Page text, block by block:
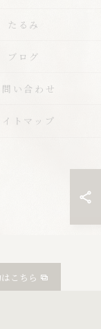
こちら
たるみ
ブログ
い合わせ
イトマップ
リングHY ALL RIGHTS